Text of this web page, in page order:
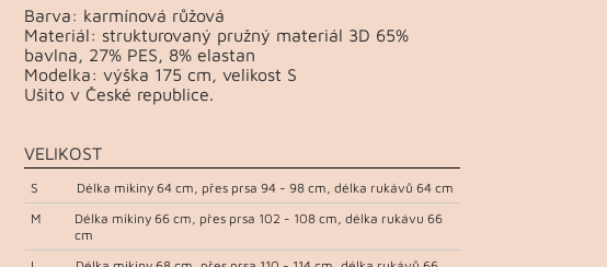
Barva: karmínová růžová
Materiál: strukturovaný pružný materiál 3D 65%
bavlna, 27% PES, 8% elastan
Modelka: výška 175 cm, velikost S
Ušito v České republice.
VELIKOST
S
Délka mikiny 64 cm, přes prsa 94 - 98 cm, délka rukávů 64 cm
M
Délka mikiny 66 cm, přes prsa 102 - 108 cm, délka rukávu 66
cm